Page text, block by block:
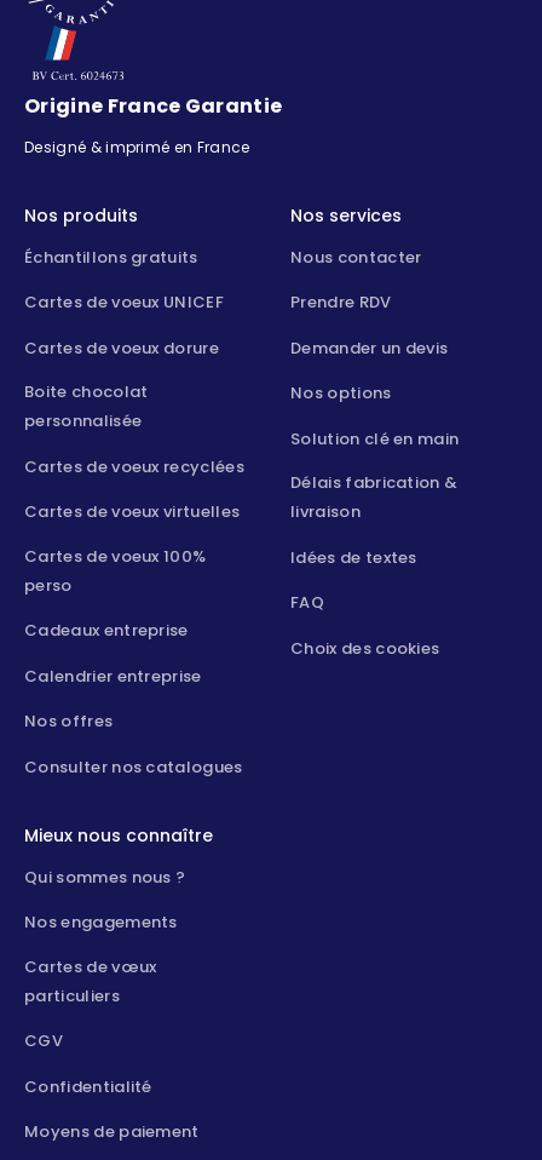
Origine France Garantie
Designé & imprimé en France
Nos produits
Échantillons gratuits
Cartes de voeux UNICEF
Cartes de voeux dorure
Boite chocolat
personnalisée
Cartes de voeux recyclées
Cartes de voeux virtuelles
Cartes de voeux 100%
perso
Cadeaux entreprise
Calendrier entreprise
Nos offres
Consulter nos catalogues
Nos services
Nous contacter
Prendre RDV
Demander un devis
Nos options
Solution clé en main
Délais fabrication &
livraison
Idées de textes
FAQ
Choix des cookies
Mieux nous connaître
Qui sommes nous ?
Nos engagements
Cartes de vœux
particuliers
CGV
Confidentialité
Moyens de paiement